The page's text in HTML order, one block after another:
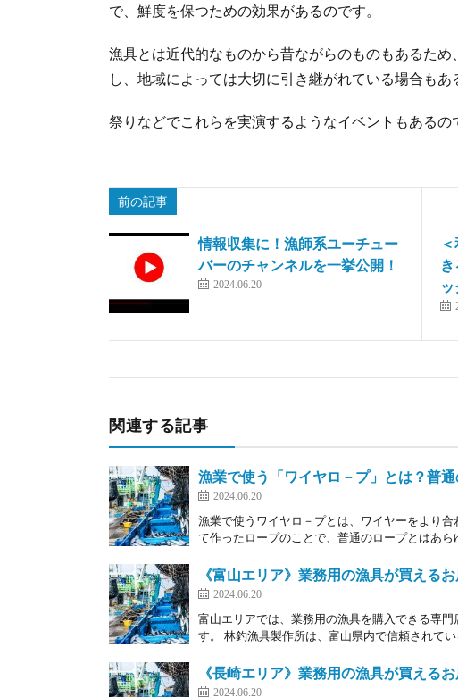
で、鮮度を保つための効果があるのです。
漁具とは近代的なものから昔ながらのものもあるた
し、地域によっては大切に引き継がれている場合もあ
祭りなどでこれらを実演するようなイベントもあるの
前の記事
情報収集に！漁師系ユーチュー
バーのチャンネルを一挙公開！
2024.06.20
関連する記事
漁業で使う「ワイヤロ－プ」とは？普
2024.06.20
漁業で使うワイヤロ－プとは、ワイヤーをより
て作ったロープのことで、普通のロープとはあ
《富山エリア》業務用の漁具が買える
2024.06.20
富山エリアでは、業務用の漁具を購入できる専
す。 林釣漁具製作所は、富山県内で信頼されて
《長崎エリア》業務用の漁具が買える
2024.06.20